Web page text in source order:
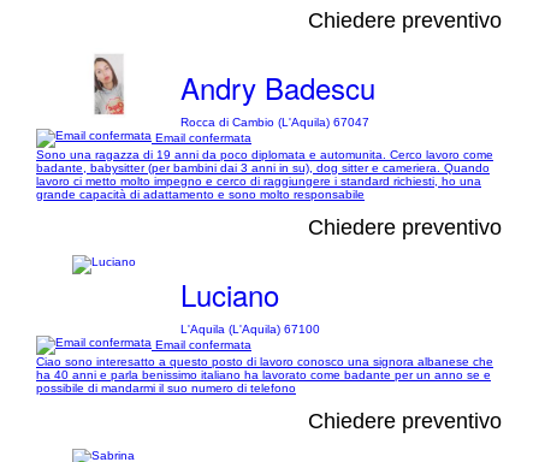
Chiedere preventivo
Andry Badescu
Rocca di Cambio (L'Aquila) 67047
Email confermata
Sono una ragazza di 19 anni da poco diplomata e automunita. Cerco lavoro come
badante, babysitter (per bambini dai 3 anni in su), dog sitter e cameriera. Quando
lavoro ci metto molto impegno e cerco di raggiungere i standard richiesti, ho una
grande capacità di adattamento e sono molto responsabile
Chiedere preventivo
Luciano
L'Aquila (L'Aquila) 67100
Email confermata
Ciao sono interesatto a questo posto di lavoro conosco una signora albanese che
ha 40 anni e parla benissimo italiano ha lavorato come badante per un anno se e
possibile di mandarmi il suo numero di telefono
Chiedere preventivo